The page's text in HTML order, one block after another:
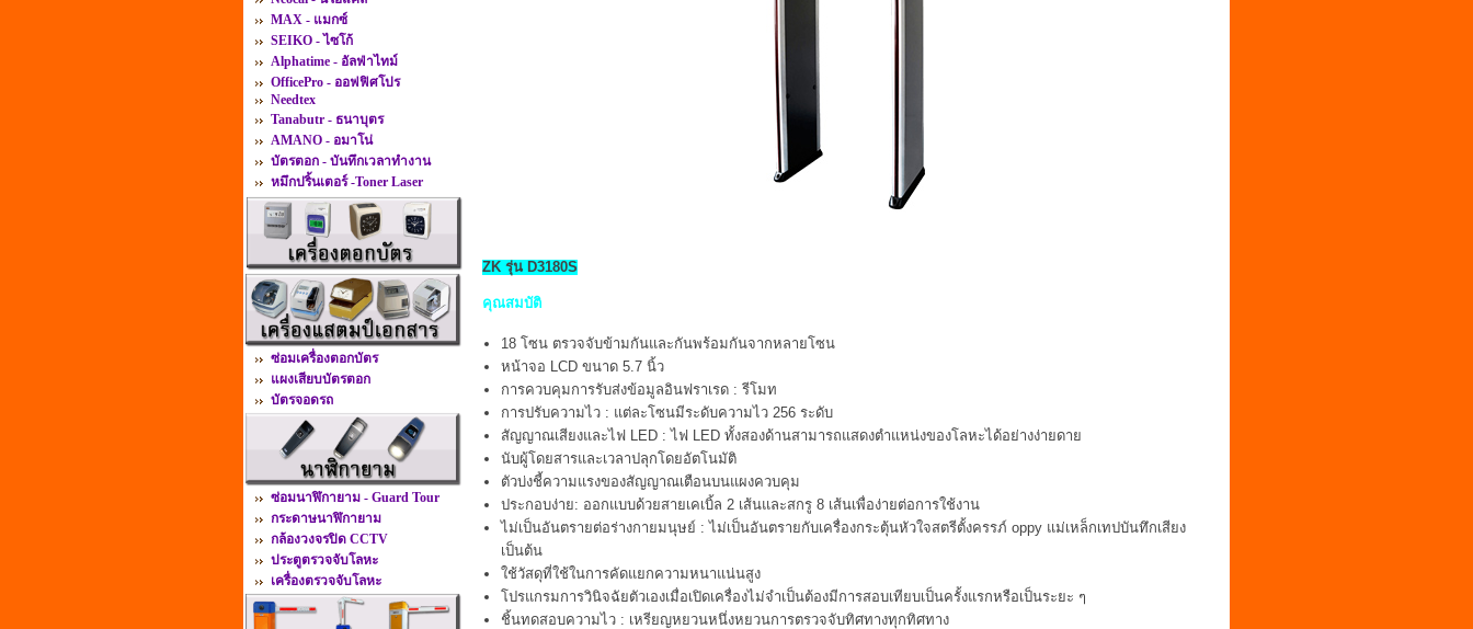
MAX - แมกซ์
SEIKO - ไซโก้
Alphatime - อัลฟ่าไทม์
OfficePro - ออฟฟิศโปร
Needtex
Tanabutr - ธนาบุตร
AMANO - อมาโน่
บัตรตอก - บันทึกเวลาทำงาน
หมึกปริ้นเตอร์ -Toner Laser
ซ่อมเครื่องตอกบัตร
แผงเสียบบัตรตอก
บัตรจอดรถ
ซ่อมนาฬิกายาม - Guard Tour
กระดาษนาฬิกายาม
กล้องวงจรปิด CCTV
ประตูตรวจจับโลหะ
เครื่องตรวจจับโลหะ
ZK รุ่น D3180S
คุณสมบัติ
18 โซน ตรวจจับข้ามกันและกันพร้อมกันจากหลายโซน
หน้าจอ LCD ขนาด 5.7 นิ้ว
การควบคุมการรับส่งข้อมูลอินฟราเรด : รีโมท
การปรับความไว : แต่ละโซนมีระดับความไว 256 ระดับ
สัญญาณเสียงและไฟ LED : ไฟ LED ทั้งสองด้านสามารถแสดงตำแหน่งของโลหะได้อย่างง่ายดาย
นับผู้โดยสารและเวลาปลุกโดยอัตโนมัติ
ตัวบ่งชี้ความแรงของสัญญาณเตือนบนแผงควบคุม
ประกอบง่าย: ออกแบบด้วยสายเคเบิ้ล 2 เส้นและสกรู 8 เส้นเพื่อง่ายต่อการใช้งาน
ไม่เป็นอันตรายต่อร่างกายมนุษย์ : ไม่เป็นอันตรายกับเครื่องกระตุ้นหัวใจสตรีตั้งครรภ์ oppy แม่เหล็กเทปบันทึกเสียง
เป็นต้น
ใช้วัสดุที่ใช้ในการคัดแยกความหนาแน่นสูง
โปรแกรมการวินิจฉัยตัวเองเมื่อเปิดเครื่องไม่จำเป็นต้องมีการสอบเทียบเป็นครั้งแรกหรือเป็นระยะ ๆ
ชิ้นทดสอบความไว : เหรียญหยวนหนึ่งหยวนการตรวจจับทิศทางทุกทิศทาง